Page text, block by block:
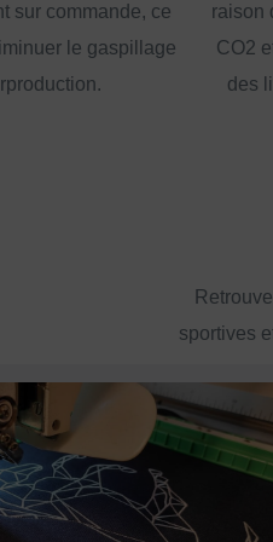
sur commande, ce
le gaspillage
raison
CO2
des
sportives